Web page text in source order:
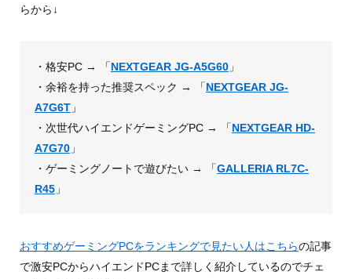
らから↓
・格安PC → 「NEXTGEAR JG-A5G60」
・余裕を持った推奨スペック → 「NEXTGEAR JG-
A7G6T」
・次世代ハイエンドゲーミングPC → 「NEXTGEAR HD-
A7G70」
・ゲーミングノートで遊びたい → 「GALLERIA RL7C-
R45」
おすすめゲーミングPCをランキングで見たい人はこちらの記事
で激安PCからハイエンドPCまで詳しく紹介しているのでチェ